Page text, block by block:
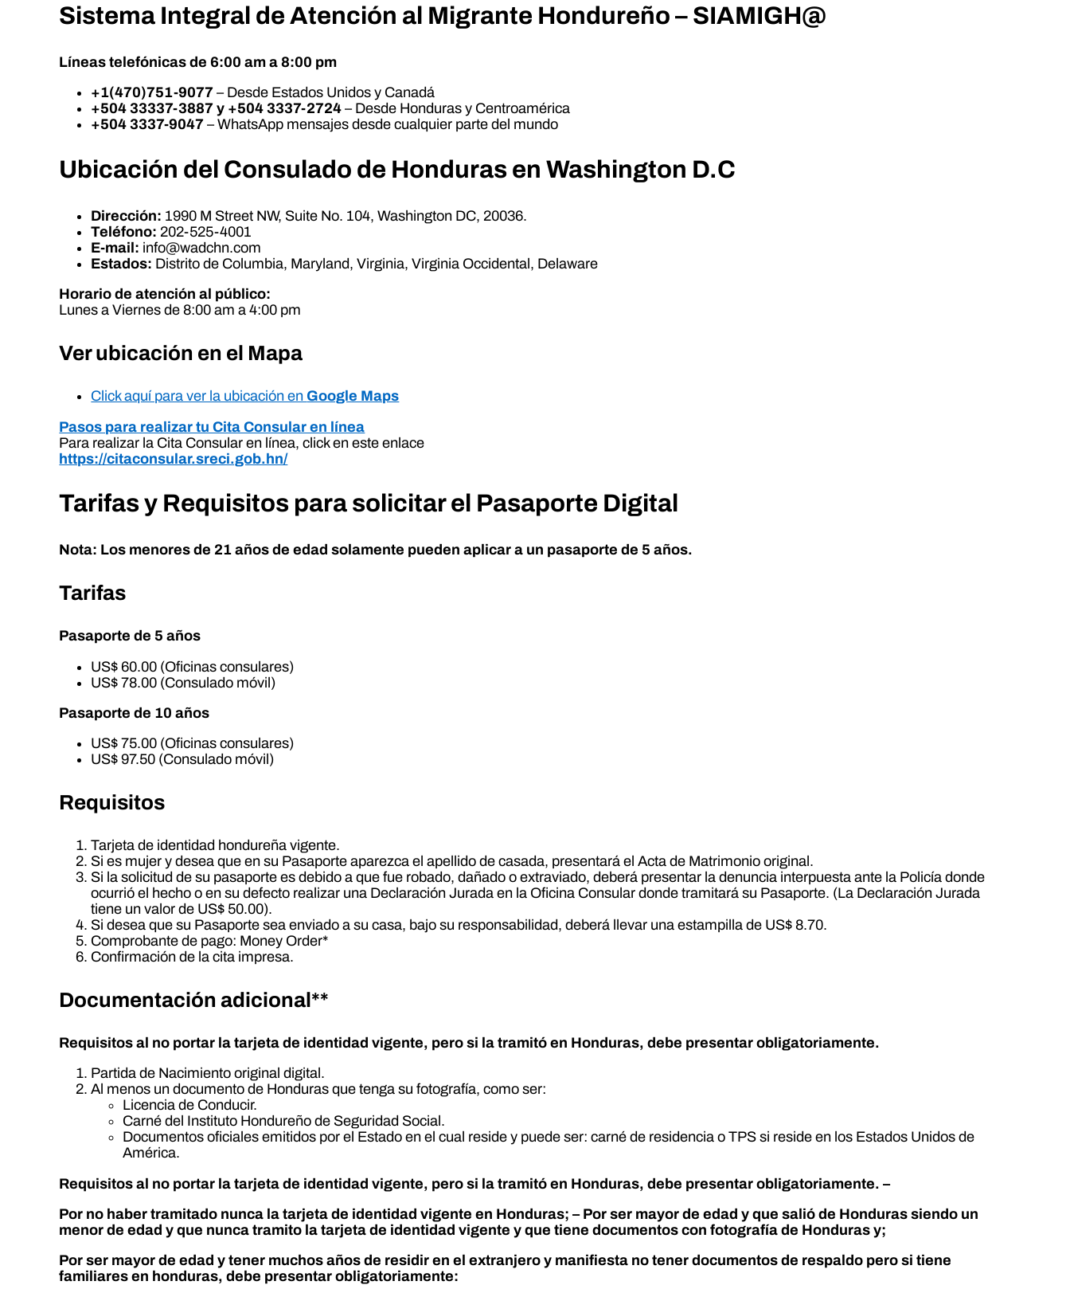
Sistema Integral de Atención al Migrante Hondureño – SIAMIGH@
Líneas telefónicas de 6:00 am a 8:00 pm
+1(470)751-9077 – Desde Estados Unidos y Canadá
+504 33337-3887 y +504 3337-2724 – Desde Honduras y Centroamérica
+504 3337-9047 – WhatsApp mensajes desde cualquier parte del mundo
Ubicación del Consulado de Honduras en Washington D.C
Dirección: 1990 M Street NW, Suite No. 104, Washington DC, 20036.
Teléfono: 202-525-4001
E-mail: info@wadchn.com
Estados: Distrito de Columbia, Maryland, Virginia, Virginia Occidental, Delaware
Horario de atención al público:
Lunes a Viernes de 8:00 am a 4:00 pm
Ver ubicación en el Mapa
Click aquí para ver la ubicación en Google Maps
Pasos para realizar tu Cita Consular en línea
Para realizar la Cita Consular en línea, click en este enlace
https://citaconsular.sreci.gob.hn/
Tarifas y Requisitos para solicitar el Pasaporte Digital
Nota: Los menores de 21 años de edad solamente pueden aplicar a un pasaporte de 5 años.
Tarifas
Pasaporte de 5 años
US$ 60.00 (Oficinas consulares)
US$ 78.00 (Consulado móvil)
Pasaporte de 10 años
US$ 75.00 (Oficinas consulares)
US$ 97.50 (Consulado móvil)
Requisitos
Tarjeta de identidad hondureña vigente.
Si es mujer y desea que en su Pasaporte aparezca el apellido de casada, presentará el Acta de Matrimonio original.
Si la solicitud de su pasaporte es debido a que fue robado, dañado o extraviado, deberá presentar la denuncia interpuesta ante la Policía donde
ocurrió el hecho o en su defecto realizar una Declaración Jurada en la Oficina Consular donde tramitará su Pasaporte. (La Declaración Jurada
tiene un valor de US$ 50.00).
Si desea que su Pasaporte sea enviado a su casa, bajo su responsabilidad, deberá llevar una estampilla de US$ 8.70.
Comprobante de pago: Money Order*
Confirmación de la cita impresa.
Documentación adicional**
Requisitos al no portar la tarjeta de identidad vigente, pero si la tramitó en Honduras, debe presentar obligatoriamente.
Partida de Nacimiento original digital.
Al menos un documento de Honduras que tenga su fotografía, como ser:
Licencia de Conducir.
Carné del Instituto Hondureño de Seguridad Social.
Documentos oficiales emitidos por el Estado en el cual reside y puede ser: carné de residencia o TPS si reside en los Estados Unidos de
América.
Requisitos al no portar la tarjeta de identidad vigente, pero si la tramitó en Honduras, debe presentar obligatoriamente. –
Por no haber tramitado nunca la tarjeta de identidad vigente en Honduras; – Por ser mayor de edad y que salió de Honduras siendo un
menor de edad y que nunca tramito la tarjeta de identidad vigente y que tiene documentos con fotografía de Honduras y;
Por ser mayor de edad y tener muchos años de residir en el extranjero y manifiesta no tener documentos de respaldo pero si tiene
familiares en honduras, debe presentar obligatoriamente: